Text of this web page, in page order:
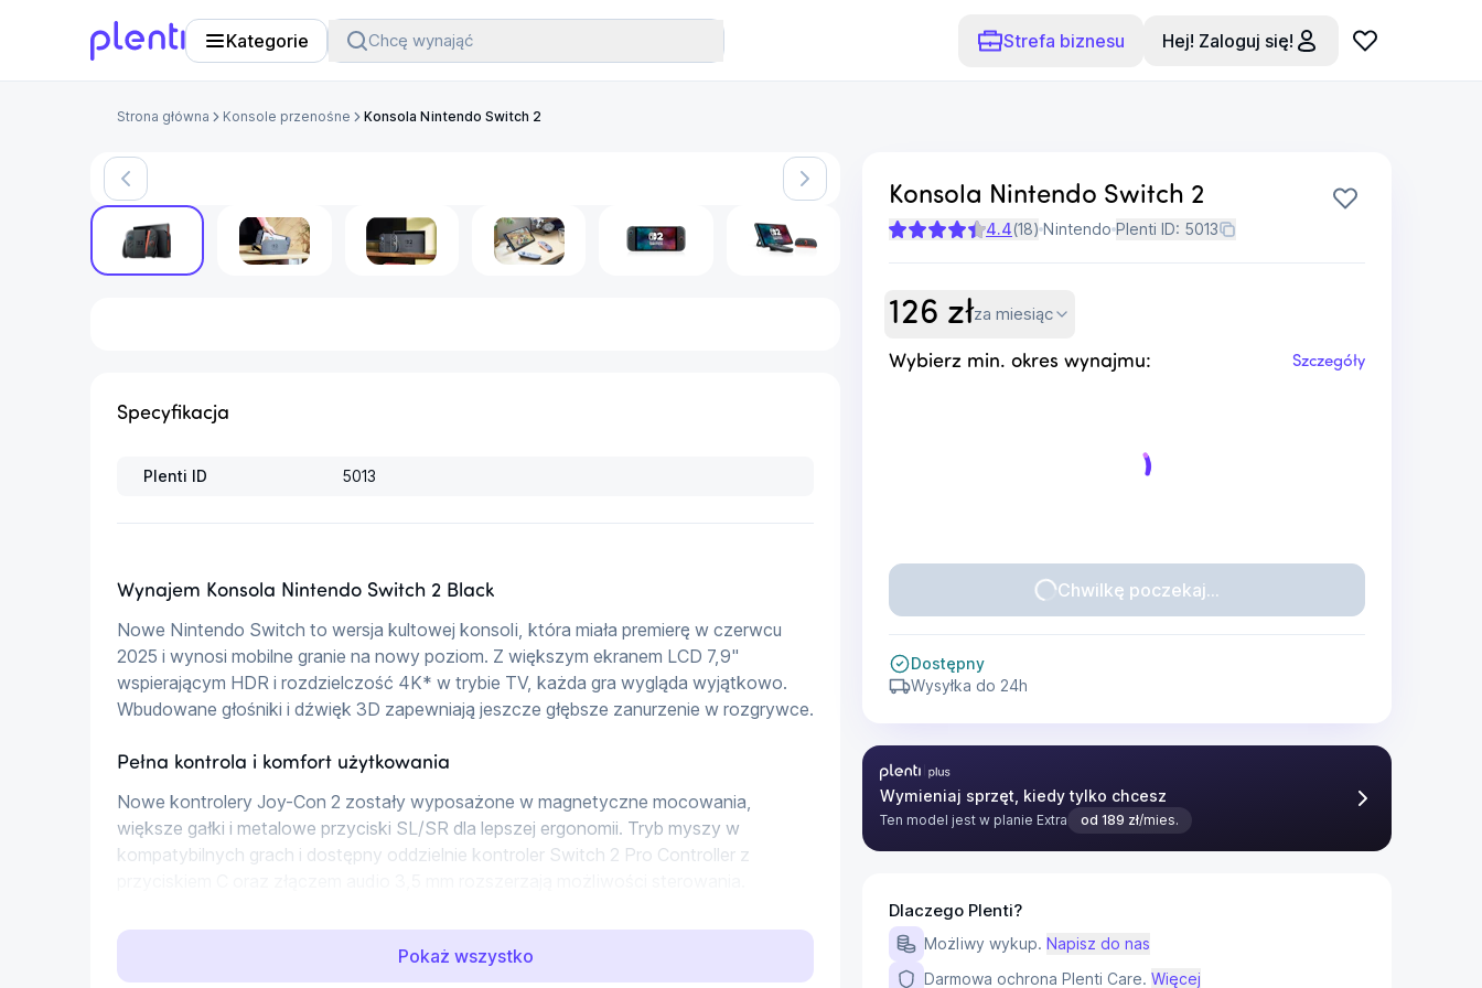
Kategorie Chcę wynająć Strefa biznesu Hej! Zaloguj się!
Strona główna Konsole przenośne Konsola Nintendo Switch 2
Konsola Nintendo Switch 2
4.4(18) Nintendo Plenti ID: 5013
126 złza miesiąc
Wybierz min. okres wynajmu: Szczegóły
Chwilkę poczekaj...
Dostępny
Wysyłka do 24h
Plenti Plus
Wymieniaj sprzęt, kiedy tylko chcesz
Ten model jest w planie Extra od 189 zł/mies.
Dlaczego Plenti?
Możliwy wykup. Napisz do nas
Darmowa ochrona Plenti Care. Więcej
Specyfikacja
Plenti ID 5013
Wynajem Konsola Nintendo Switch 2 Black
Nowe Nintendo Switch to wersja kultowej konsoli, która miała premierę w czerwcu
2025 i wynosi mobilne granie na nowy poziom. Z większym ekranem LCD 7,9"
wspierającym HDR i rozdzielczość 4K* w trybie TV, każda gra wygląda wyjątkowo.
Wbudowane głośniki i dźwięk 3D zapewniają jeszcze głębsze zanurzenie w rozgrywce.
Pełna kontrola i komfort użytkowania
Nowe kontrolery Joy-Con 2 zostały wyposażone w magnetyczne mocowania,
większe gałki i metalowe przyciski SL/SR dla lepszej ergonomii. Tryb myszy w
kompatybilnych grach i dostępny oddzielnie kontroler Switch 2 Pro Controller z
Funkcje komunikacyjne i współdzielenie rozgrywki
Dzięki funkcji GameChat możesz prowadzić rozmowy głosowe w trakcie gry,
Pokaż wszystko